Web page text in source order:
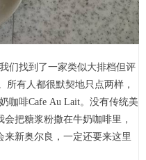
们找到了一家类似大排档但评
所有人都很默契地只点两样，
咖啡Cafe Au Lait。没有传统美
把糖浆粉撒在牛奶咖啡里，
新奥尔良，一定还要来这里